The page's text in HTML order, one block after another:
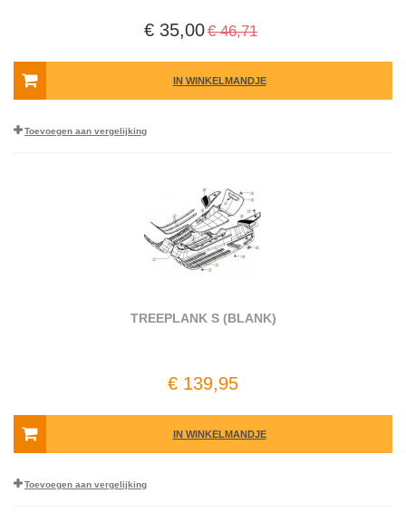
€ 35,00€ 46,71
IN WINKELMANDJE
Toevoegen aan vergelijking
TREEPLANK S (BLANK)
€ 139,95
IN WINKELMANDJE
Toevoegen aan vergelijking